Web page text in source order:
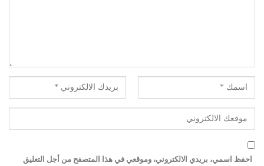
احفظ اسمي، بريدي الالكتروني، وموقعي في هذا المتصفح من أجل التعليق